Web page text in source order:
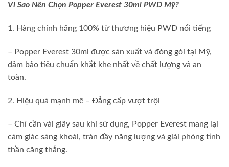
Vì Sao Nên Chọn Popper Everest 30ml PWD Mỹ?
1. Hàng chính hãng 100% từ thương hiệu PWD nổi tiếng
– Popper Everest 30ml được sản xuất và đóng gói tại Mỹ,
đảm bảo tiêu chuẩn khắt khe nhất về chất lượng và an
toàn.
2. Hiệu quả mạnh mẽ – Đẳng cấp vượt trội
– Chỉ cần vài giây sau khi sử dụng, Popper Everest mang lại
cảm giác sảng khoái, tràn đầy năng lượng và giải phóng tinh
thần căng thẳng.